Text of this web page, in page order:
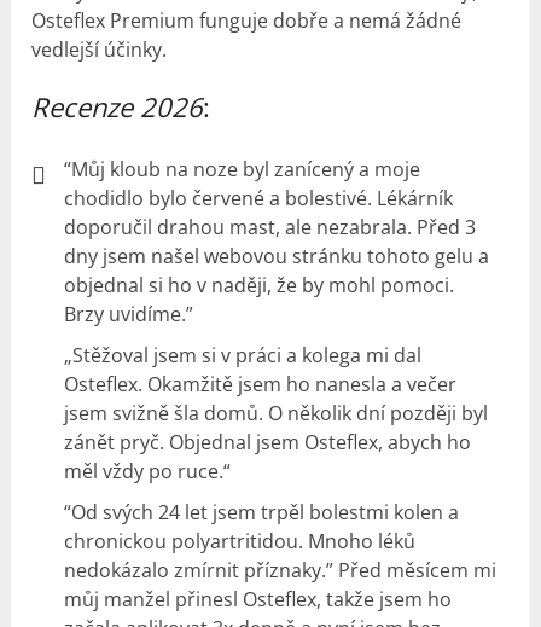
Osteflex Premium funguje dobře a nemá žádné
vedlejší účinky.
Recenze 2026:
“Můj kloub na noze byl zanícený a moje
chodidlo bylo červené a bolestivé. Lékárník
doporučil drahou mast, ale nezabrala. Před 3
dny jsem našel webovou stránku tohoto gelu a
objednal si ho v naději, že by mohl pomoci.
Brzy uvidíme.”
„Stěžoval jsem si v práci a kolega mi dal
Osteflex. Okamžitě jsem ho nanesla a večer
jsem svižně šla domů. O několik dní později byl
zánět pryč. Objednal jsem Osteflex, abych ho
měl vždy po ruce.“
“Od svých 24 let jsem trpěl bolestmi kolen a
chronickou polyartritidou. Mnoho léků
nedokázalo zmírnit příznaky.” Před měsícem mi
můj manžel přinesl Osteflex, takže jsem ho